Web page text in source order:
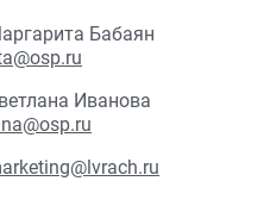
Бабаян
Иванова